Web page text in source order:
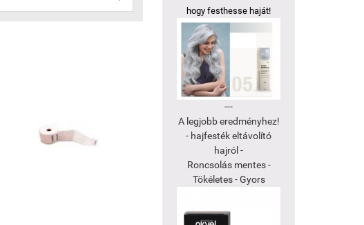
hogy festhesse haját!
---
A legjobb eredményhez!
- hajfesték eltávolító
hajról -
Roncsolás mentes -
Tökéletes - Gyors